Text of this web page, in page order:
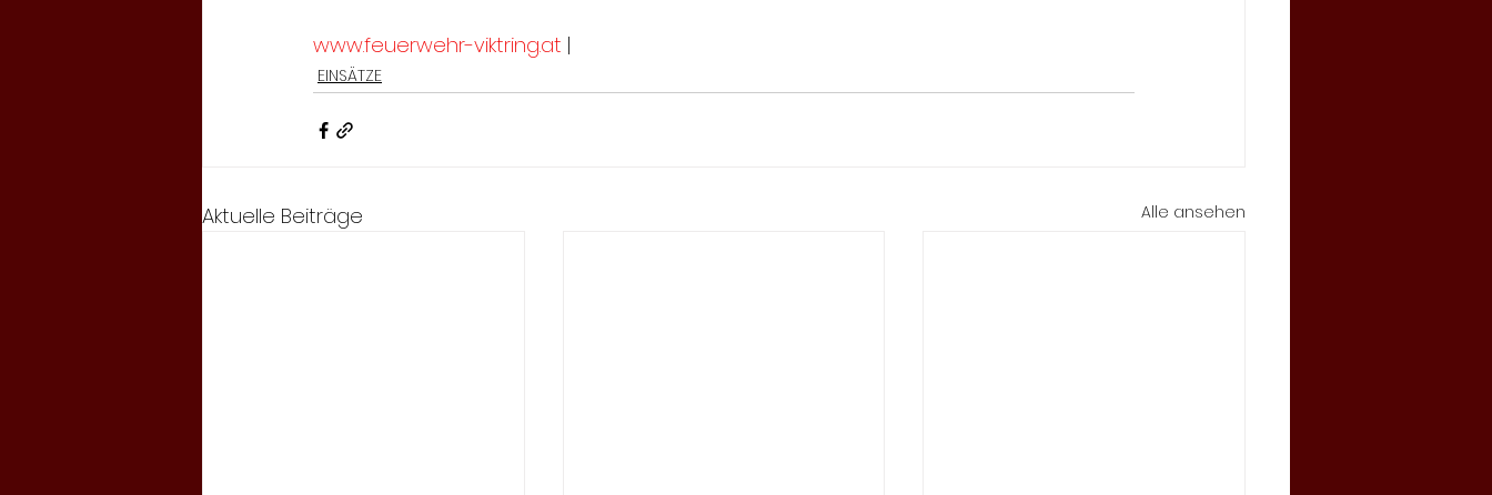
www.feuerwehr-viktring.at |
EINSÄTZE
Aktuelle Beiträge Alle ansehen